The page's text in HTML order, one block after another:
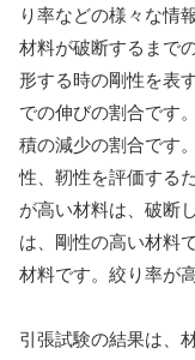
り率などの様々な情
材料が破断するまで
形する時の剛性を表
での伸びの割合です
積の減少の割合です
性、靭性を評価する
が高い材料は、破断
は、剛性の高い材料
材料です。絞り率が
引張試験の結果は、